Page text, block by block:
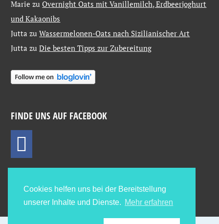
Cookies helfen uns bei der Bereitstellung
unserer Inhalte und Dienste. Mehr erfahren
Marie zuOvernight Oats mit Vanillemilch, Erdbeerjoghurt
und Kakaonibs
Jutta zuWassermelonen-Oats nach Sizilianischer Art
Jutta zuDie besten Tipps zur Zubereitung
FINDE UNS AUF FACEBOOK